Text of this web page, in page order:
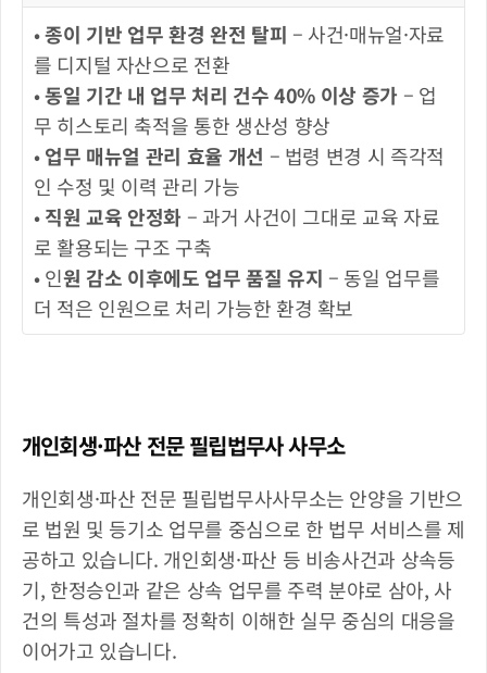
• 종이 기반 업무 환경 완전 탈피 – 사건·매뉴얼·자료
를 디지털 자산으로 전환
• 동일 기간 내 업무 처리 건수 40% 이상 증가 – 업
무 히스토리 축적을 통한 생산성 향상
• 업무 매뉴얼 관리 효율 개선 – 법령 변경 시 즉각적
인 수정 및 이력 관리 가능
• 직원 교육 안정화 – 과거 사건이 그대로 교육 자료
로 활용되는 구조 구축
• 인원 감소 이후에도 업무 품질 유지 – 동일 업무를
더 적은 인원으로 처리 가능한 환경 확보
개인회생·파산 전문 필립법무사 사무소
개인회생·파산 전문 필립법무사사무소는 안양을 기반으
로 법원 및 등기소 업무를 중심으로 한 법무 서비스를 제
공하고 있습니다. 개인회생·파산 등 비송사건과 상속등
기, 한정승인과 같은 상속 업무를 주력 분야로 삼아, 사
건의 특성과 절차를 정확히 이해한 실무 중심의 대응을
이어가고 있습니다.